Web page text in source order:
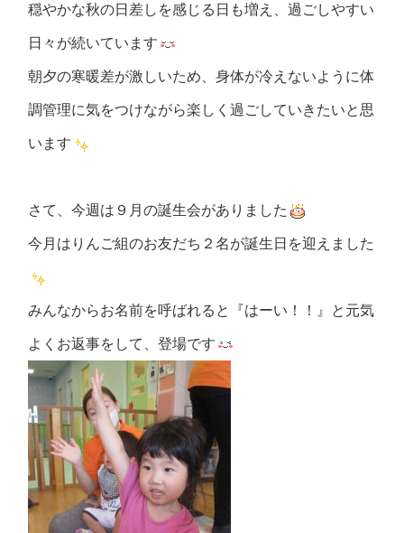
穏やかな秋の日差しを感じる日も増え、過ごしやすい
日々が続いています
朝夕の寒暖差が激しいため、身体が冷えないように体
調管理に気をつけながら楽しく過ごしていきたいと思
います
さて、今週は９月の誕生会がありました
今月はりんご組のお友だち２名が誕生日を迎えました
みんなからお名前を呼ばれると『はーい！！』と元気
よくお返事をして、登場です